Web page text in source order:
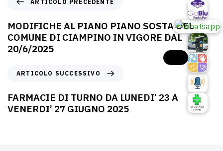
ARTICOLO PRECEDENTE
MODIFICHE AL PIANO PIANO SOSTA DEL
COMUNE DI CIAMPINO IN VIGORE DAL
20/6/2025
ARTICOLO SUCCESSIVO
FARMACIE DI TURNO DA LUNEDI’ 23 A
VENERDI’ 27 GIUGNO 2025